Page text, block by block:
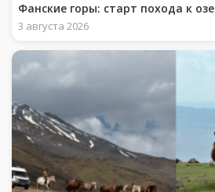
Фанские горы: старт похода к
3 августа 2026